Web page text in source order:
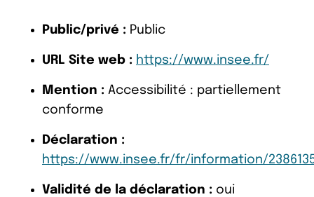
Public/privé : Public
URL Site web : https://www.insee.fr/
Mention : Accessibilité : partiellement
conforme
Déclaration :
https://www.insee.fr/fr/information/
Validité de la déclaration : oui